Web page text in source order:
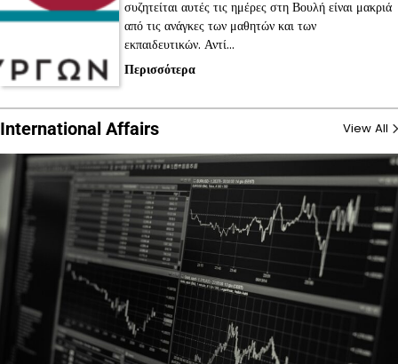
συζητείται αυτές τις ημέρες στη Βουλή είναι μακριά
από τις ανάγκες των μαθητών και των
εκπαιδευτικών. Αντί…
Περισσότερα
International Affairs View All